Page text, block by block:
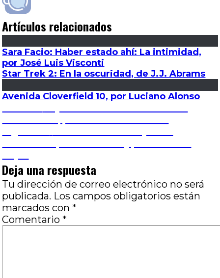
Artículos relacionados
Sara Facio: Haber estado ahí: La intimidad,
por José Luis Visconti
Star Trek 2: En la oscuridad, de J.J. Abrams
Avenida Cloverfield 10, por Luciano Alonso
Navegación
de
entradas
Deja una respuesta
Tu dirección de correo electrónico no será
publicada. Los campos obligatorios están
marcados con *
Comentario *